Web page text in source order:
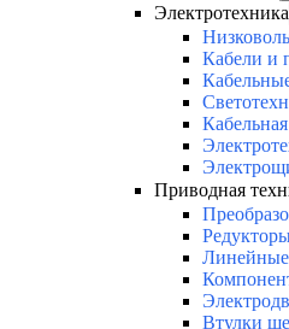
Электротехника
Кабели и
Приводная
Втулки